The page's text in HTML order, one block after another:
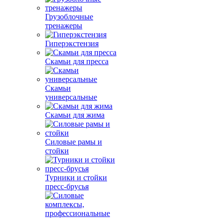
Грузоблочные
тренажеры
Гиперэкстензия
Скамьи для пресса
Скамьи
универсальные
Скамьи для жима
Силовые рамы и
стойки
Турники и стойки
пресс-брусья